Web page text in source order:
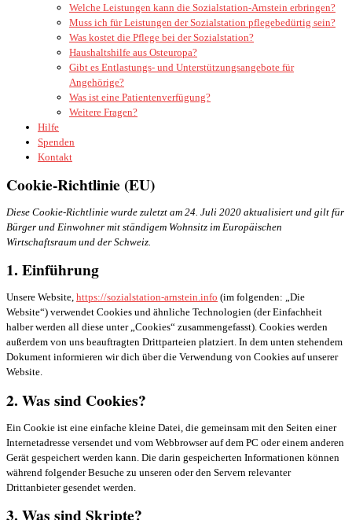
Welche Leistungen kann die Sozialstation-Arnstein erbringen?
Muss ich für Leistungen der Sozialstation pflegebedürtig sein?
Was kostet die Pflege bei der Sozialstation?
Haushaltshilfe aus Osteuropa?
Gibt es Entlastungs- und Unterstützungsangebote für
Angehörige?
Was ist eine Patientenverfügung?
Weitere Fragen?
Hilfe
Spenden
Kontakt
Cookie-Richtlinie (EU)
Diese Cookie-Richtlinie wurde zuletzt am 24. Juli 2020 aktualisiert und gilt für
Bürger und Einwohner mit ständigem Wohnsitz im Europäischen
Wirtschaftsraum und der Schweiz.
1. Einführung
Unsere Website, https://sozialstation-arnstein.info (im folgenden: „Die
Website“) verwendet Cookies und ähnliche Technologien (der Einfachheit
halber werden all diese unter „Cookies“ zusammengefasst). Cookies werden
außerdem von uns beauftragten Drittparteien platziert. In dem unten stehendem
Dokument informieren wir dich über die Verwendung von Cookies auf unserer
Website.
2. Was sind Cookies?
Ein Cookie ist eine einfache kleine Datei, die gemeinsam mit den Seiten einer
Internetadresse versendet und vom Webbrowser auf dem PC oder einem anderen
Gerät gespeichert werden kann. Die darin gespeicherten Informationen können
während folgender Besuche zu unseren oder den Servern relevanter
Drittanbieter gesendet werden.
3. Was sind Skripte?